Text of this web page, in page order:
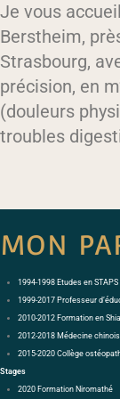
Je vous
Berstheim,
Strasbourg,
précision, en
(douleurs
troubles
MON
1994-1998 Etudes en STAPS
1999-2017 Professeur
2010-2012 Formation en
2012-2018 Médecine
2015-2020 Collège
Stages
2020 Formation Niromathé